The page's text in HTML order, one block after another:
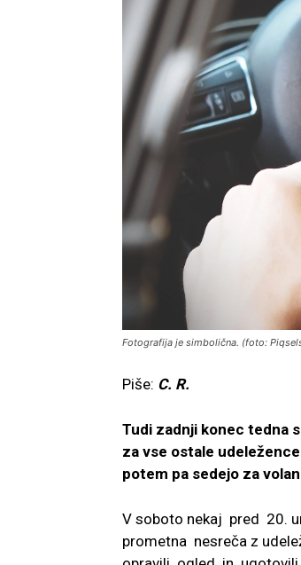
Fotografija je simbolična. (foto:
Piše: C. R.
Tudi zadnji konec tedna
za vse ostale
potem pa sedejo za
V soboto nekaj pred 20.
prometna nesreča z